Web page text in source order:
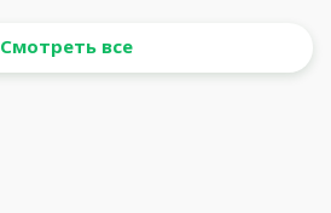
Смотреть все